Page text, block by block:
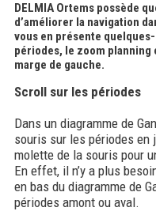
DELMIA Ortems possède
d’améliorer la navigation
vous en présente
périodes, le zoom
marge de gauche.
Scroll sur les périodes
Dans un diagramme de
souris sur les périodes en
molette de la souris pour
En effet, il n’y a plus
en bas du diagramme de
périodes amont ou aval.